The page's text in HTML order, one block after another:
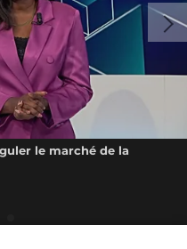
le marché de la